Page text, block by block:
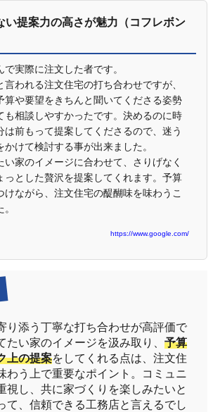
い提案力の高さが魅力（コフレボン
で実際に注文した者です。
言われる注文住宅の打ち合わせですが、
算や要望をきちんと聞いてくださる姿勢
も相談しやすかったです。決めるのに時
は前もって提案してくださるので、迷う
かけて検討する事が出来ました。
い家のイメージに合わせて、さりげなく
っとした贅沢を提案してくれます。予算
けながら、注文住宅の醍醐味を味わうこ
https://www.google.com/
り添う丁寧な打ち合わせが高評価で
たい家のイメージを汲み取り、 予算
上の提案をしてくれる点は、注文住
わう上で重要なポイント。コミュニ
視し、共に家づくりを楽しみたいと
て、信頼できる工務店と言えるでし